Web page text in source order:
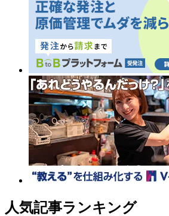
人気記事ランキング